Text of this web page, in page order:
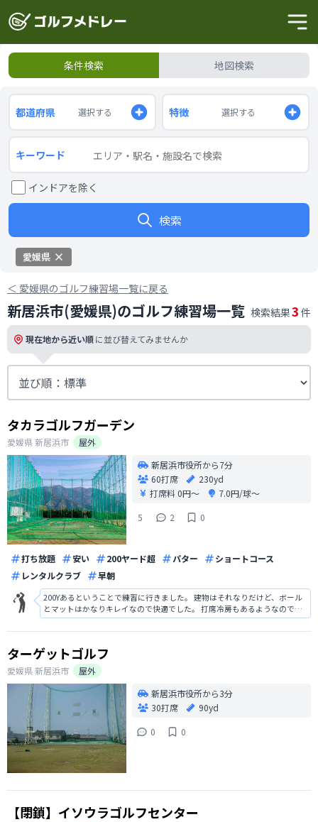
条件検索 地図検索
都道府県 選択する 特徴 選択する
キーワード
インドアを除く
検索
愛媛県
＜ 愛媛県のゴルフ練習場一覧に戻る
新居浜市(愛媛県)のゴルフ練習場一覧 検索結果3 件
現在地から近い順に並び替えてみませんか
タカラゴルフガーデン
愛媛県新居浜市
屋外
新居浜市役所から7分
60打席
230yd
打席料0円〜
7.0円/球〜
5
2 0
打ち放題 安い 200ヤード超 パター
ショートコース
レンタルクラブ
早朝
200Yあるということで練習に行きました。 建物はそれなりだけど、ボール
とマットはかなりキレイなので快適でした。 打席冷房もあるようなので、
これからの季節にはいいなと思いました。 今度はショートコースも回って
みたい
ターゲットゴルフ
愛媛県新居浜市
屋外
新居浜市役所から3分
30打席
90yd
0
0
【閉鎖】イソウラゴルフセンター